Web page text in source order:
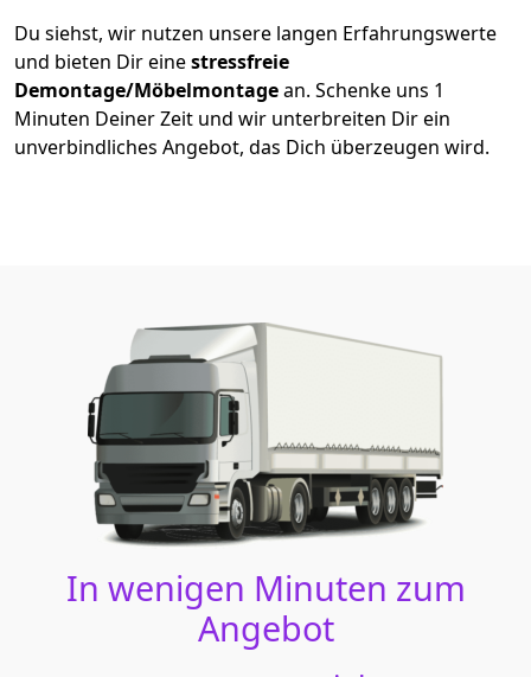
Du siehst, wir nutzen unsere langen Erfahrungswerte
und bieten Dir einestressfreie
Demontage/Möbelmontagean. Schenke uns 1
Minuten Deiner Zeit und wir unterbreiten Dir ein
unverbindliches Angebot, das Dich überzeugen wird.
In wenigen Minuten zum
Angebot